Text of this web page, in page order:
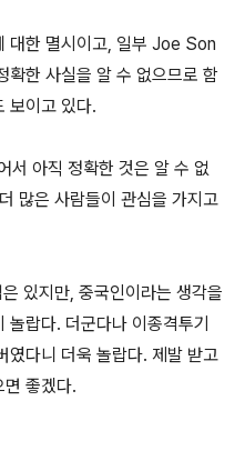
대한 멸시이고, 일부 Joe Son
확한 사실을 알 수 없으므로 함
보이고 있다.
서 아직 정확한 것은 알 수 없
많은 사람들이 관심을 가지고
있지만, 중국인이라는 생각을
랍다. 더군다나 이종격투기
였다니 더욱 놀랍다. 제발 받고
면 좋겠다.